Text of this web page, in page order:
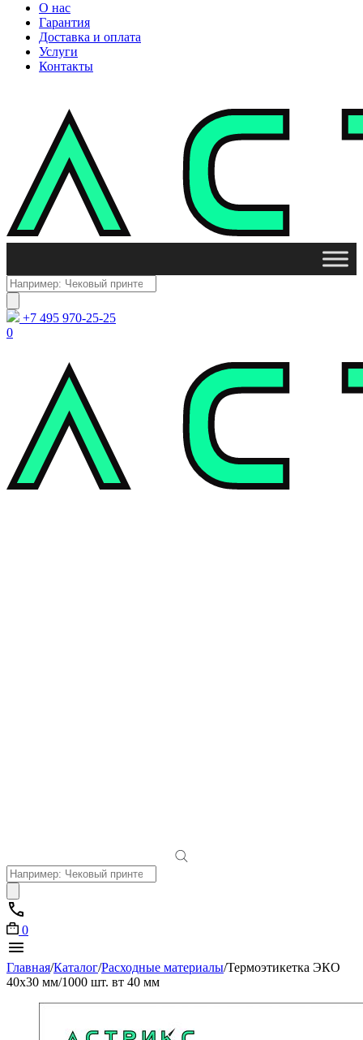
О нас
Гарантия
Доставка и оплата
Услуги
Контакты
Поиск
товаров
+7 495 970-25-25
0
Поиск
товаров
0
Главная/Каталог/Расходные материалы/Термоэтикетка ЭКО
40х30 мм/1000 шт. вт 40 мм